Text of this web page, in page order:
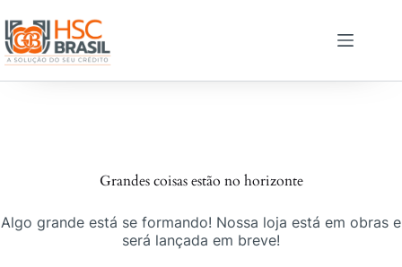
para
o
conteúdo
Grandes coisas estão no horizonte
Algo grande está se formando! Nossa loja está em obras e
será lançada em breve!